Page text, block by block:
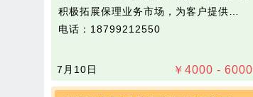
积极拓展保理业务市场，为客户提供…
电话：18799212550
￥ 4000 - 6000
7月10日